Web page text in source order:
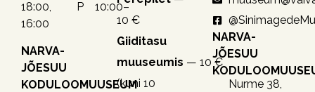
18:00, P 10:00–
16:00
NARVA-
JÕESUU
KODULOOMUUSEUM
10 €
Giiditasu
muuseumis — 10 €
(kuni 10
NARVA-
JÕESUU
Nurme 38,